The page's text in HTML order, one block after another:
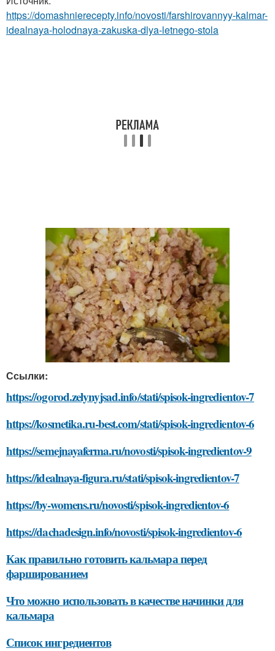
https://domashnierecepty.info/novosti/farshirovannyy-kalmar-
idealnaya-holodnaya-zakuska-dlya-letnego-stola
Ссылки:
https://ogorod.zelynyjsad.info/stati/spisok-ingredientov-7
https://kosmetika.ru-best.com/stati/spisok-ingredientov-6
https://semejnayaferma.ru/novosti/spisok-ingredientov-9
https://idealnaya-figura.ru/stati/spisok-ingredientov-7
https://by-womens.ru/novosti/spisok-ingredientov-6
https://dachadesign.info/novosti/spisok-ingredientov-6
Как правильно готовить кальмара перед
фаршированием
Что можно использовать в качестве начинки для
кальмара
Список ингредиентов